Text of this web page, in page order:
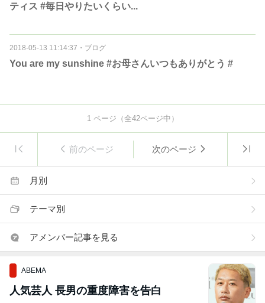
ティス #毎日やりたいくらい...
2018-05-13 11:14:37 ・ ブログ
You are my sunshine #お母さんいつもありがとう #
1 ページ（全42ページ中）
前のページ 次のページ
月別
テーマ別
アメンバー記事を見る
ABEMA
人気芸人 長男の重度障害を告白